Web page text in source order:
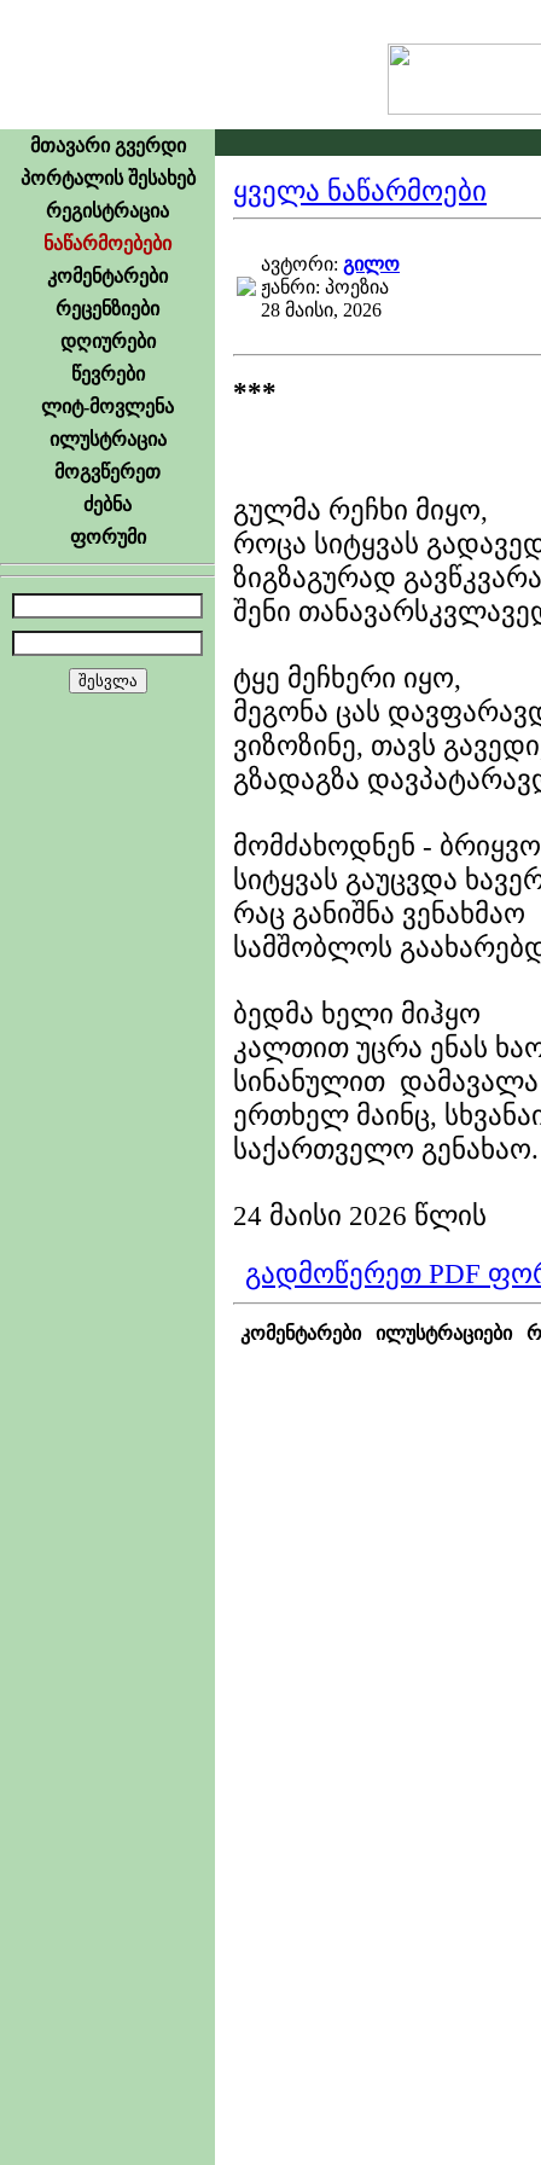
მთავარი გვერდი
პორტალის შესახებ
რეგისტრაცია
ნაწარმოებები
კომენტარები
რეცენზიები
დღიურები
წევრები
ლიტ-მოვლენა
ილუსტრაცია
მოგვწერეთ
ძებნა
ფორუმი
ყველა ნაწარმოები
ავტორი: გილო
ჟანრი: პოეზია
28 მაისი, 2026
***
გულმა რეჩხი მიყო,
როცა სიტყვას
ზიგზაგურად
შენი
ტყე მეჩხერი იყო,
მეგონა ცას
ვიზოზინე, თავს
გზადაგზა
მომძახოდნენ -
სიტყვას გაუცვდა
რაც განიშნა ვენახმაო
სამშობლოს
ბედმა ხელი მიჰყო
კალთით უცრა ენას
სინანულით დამავალა
ერთხელ მაინც,
საქართველო გენახაო.
24 მაისი 2026 წლის
გადმოწერეთ PDF
კომენტარები ილუსტრაციები